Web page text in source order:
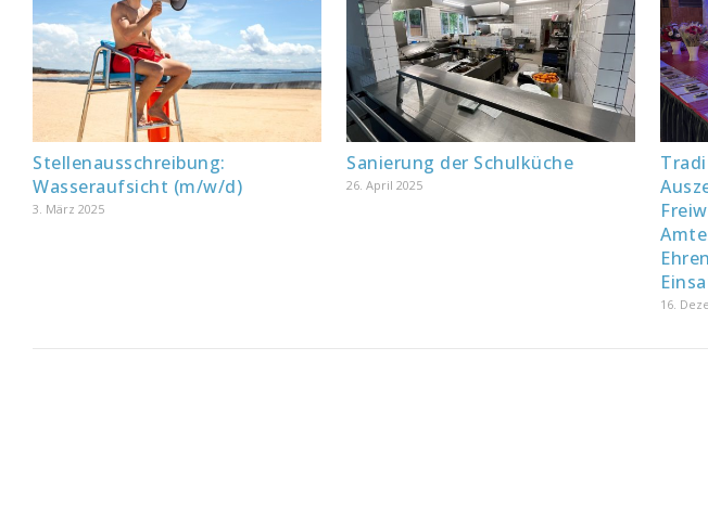
Stellenausschreibung:
Wasseraufsicht (m/w/d)
3. März 2025
Sanierung der Schulküche
26. April 2025
16.